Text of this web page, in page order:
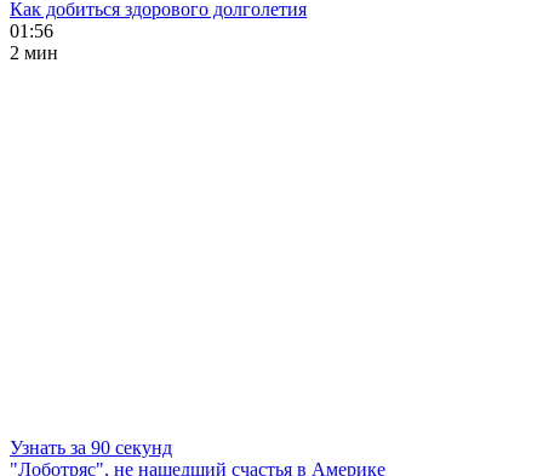
Как добиться здорового долголетия
01:56
2 мин
Узнать за 90 секунд
"Лоботряс", не нашедший счастья в Америке